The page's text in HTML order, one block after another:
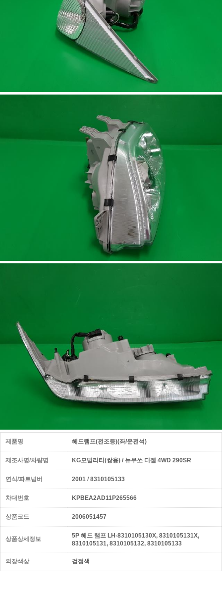
제품명 헤드램프(전조등)(좌/운전석)
제조사명/차량명 KG모빌리티(쌍용) / 뉴무쏘 디젤 4WD 290SR
연식/파트넘버 2001 / 8310105133
차대번호 KPBEA2AD11P265566
상품코드 2006051457
상품상세정보
5P 헤드 램프 LH-8310105130X, 8310105131X,
8310105131, 8310105132, 8310105133
외장색상 검정색